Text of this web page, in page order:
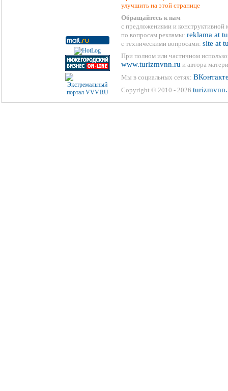
улучшить на этой странице
Обращайтесь к нам
с предложениями и конструктивной
по вопросам рекламы: reklama at
с техническими вопросами: site at
При полном или частичном
www.turizmvnn.ru и автора
Мы в социальных сетях:
Copyright © 2010 - 2026